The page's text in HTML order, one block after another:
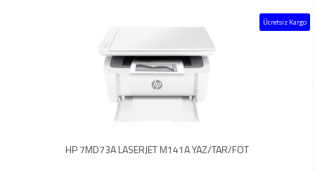
Ücretsiz Kargo
HP 7MD73A LASERJET M141A YAZ/TAR/FOT